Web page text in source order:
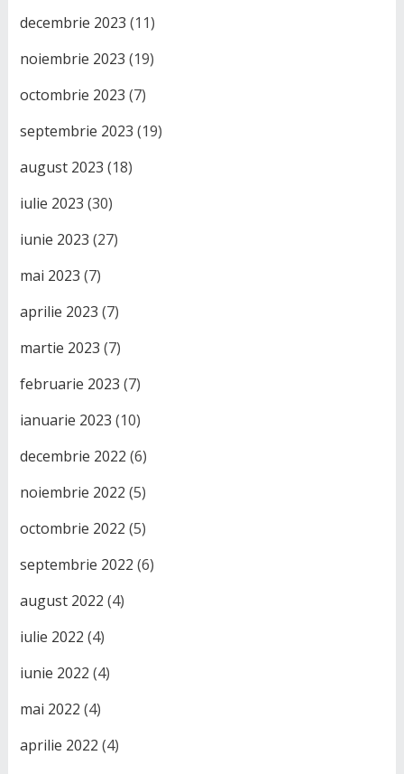
decembrie 2023 (11)
noiembrie 2023 (19)
octombrie 2023 (7)
septembrie 2023 (19)
august 2023 (18)
iulie 2023 (30)
iunie 2023 (27)
mai 2023 (7)
aprilie 2023 (7)
martie 2023 (7)
februarie 2023 (7)
ianuarie 2023 (10)
decembrie 2022 (6)
noiembrie 2022 (5)
octombrie 2022 (5)
septembrie 2022 (6)
august 2022 (4)
iulie 2022 (4)
iunie 2022 (4)
mai 2022 (4)
aprilie 2022 (4)